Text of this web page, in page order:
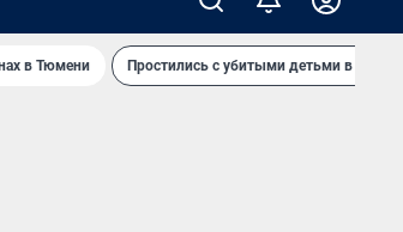
в Тюмени Простились с убитыми детьми в